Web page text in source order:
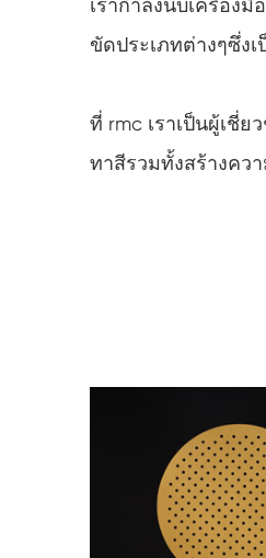
เรากำลังนับเครื่อง
ขัดประเภทต่างๆซึ่ง
ที่ rmc เราเป็นผู้เชี่
ทาสีรวมทั้งสร้างคว